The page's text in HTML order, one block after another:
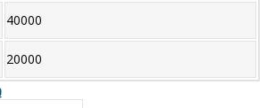
40000
20000